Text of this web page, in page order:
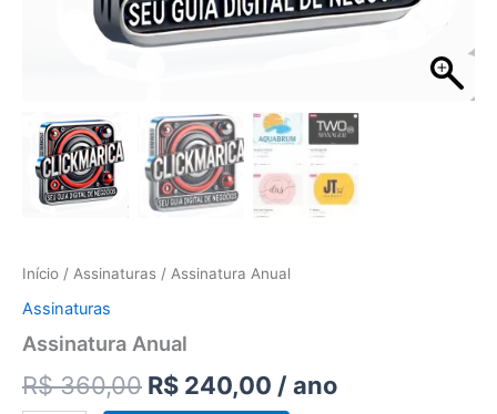
Início / Assinaturas / Assinatura Anual
Assinaturas
Assinatura Anual
R$360,00 R$ 240,00 / ano